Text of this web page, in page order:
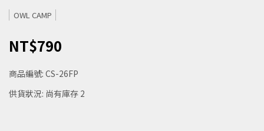
OWL CAMP
NT$790
商品編號: CS-26FP
供貨狀況: 尚有庫存 2